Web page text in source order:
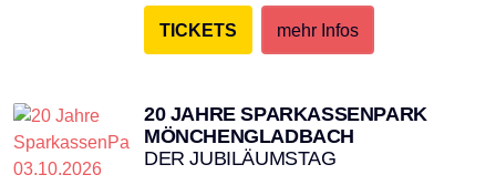
TICKETS mehr Infos
20 JAHRE SPARKASSENPARK
MÖNCHENGLADBACH
DER JUBILÄUMSTAG